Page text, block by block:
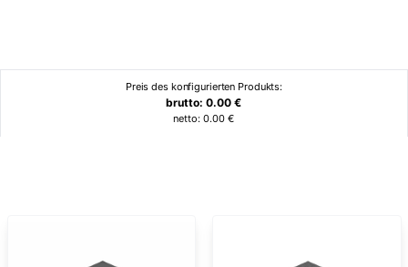
Preis des konfigurierten Produkts:
brutto:0.00 €
netto:0.00 €